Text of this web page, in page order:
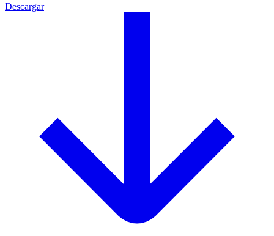
Descargar